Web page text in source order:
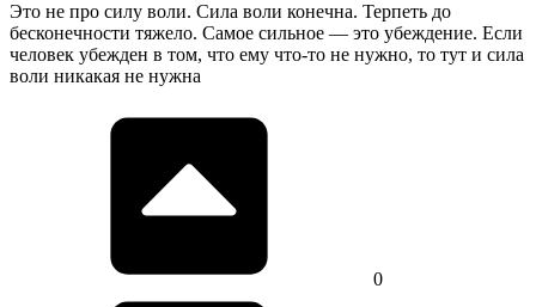
Это не про силу воли. Сила воли конечна. Терпеть до
бесконечности тяжело. Самое сильное — это убеждение. Если
человек убежден в том, что ему что-то не нужно, то тут и сила
воли никакая не нужна
0